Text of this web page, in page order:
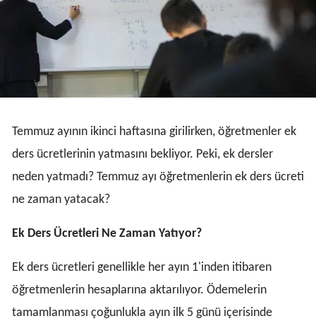
Temmuz ayının ikinci haftasına girilirken, öğretmenler ek
ders ücretlerinin yatmasını bekliyor. Peki, ek dersler
neden yatmadı? Temmuz ayı öğretmenlerin ek ders ücreti
ne zaman yatacak?
Ek Ders Ücretleri Ne Zaman Yatıyor?
Ek ders ücretleri genellikle her ayın 1'inden itibaren
öğretmenlerin hesaplarına aktarılıyor. Ödemelerin
tamamlanması çoğunlukla ayın ilk 5 günü içerisinde